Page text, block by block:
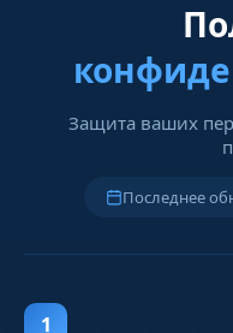
Защита ваших
Последнее
1